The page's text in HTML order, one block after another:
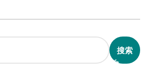
搜索